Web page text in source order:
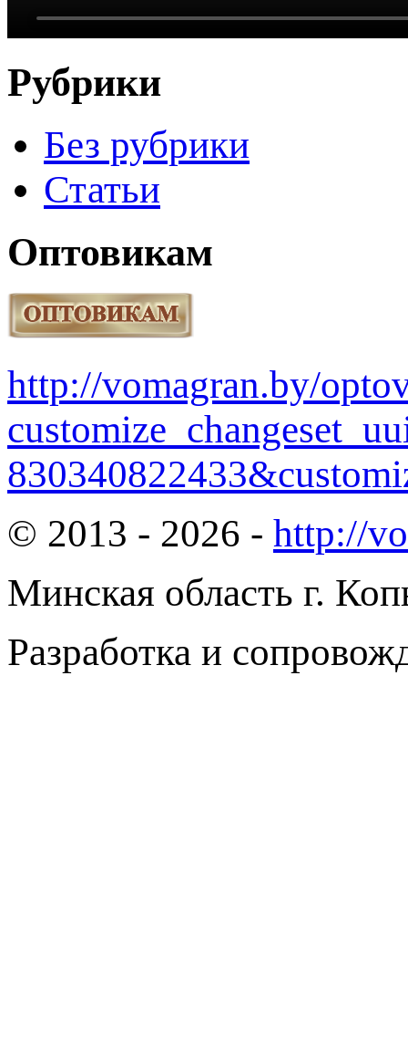
Рубрики
Без рубрики
Статьи
Оптовикам
http://vomagran.by/
© 2013 - 2026 - http://
Минская область г.
Разработка и